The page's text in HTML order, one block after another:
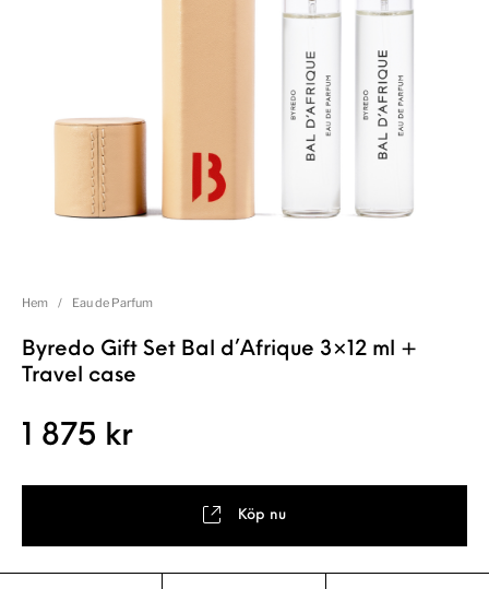
Hem / Eau de Parfum
Byredo Gift Set Bal d’Afrique 3×12 ml +
Travel case
1 875 kr
Köp nu